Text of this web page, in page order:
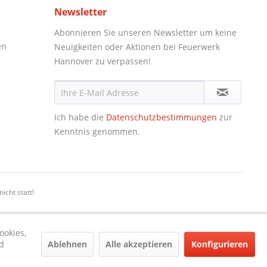
Newsletter
Abonnieren Sie unseren Newsletter um keine
Neuigkeiten oder Aktionen bei Feuerwerk
Hannover zu verpassen!
Ich habe die Datenschutzbestimmungen zur
Kenntnis genommen.
statt!
Ablehnen Alle akzeptieren Konfigurieren